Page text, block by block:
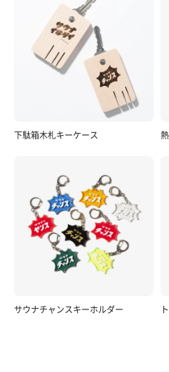
下駄箱木札キーケース
サウナチャンスキーホルダー